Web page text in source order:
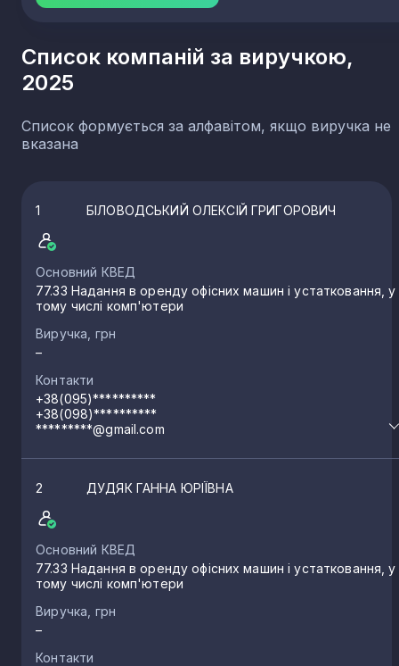
Список компаній за виручкою,
2025
Список формується за алфавітом, якщо виручка не
вказана
1 БІЛОВОДСЬКИЙ ОЛЕКСІЙ ГРИГОРОВИЧ
Основний КВЕД
77.33 Надання в оренду офісних машин і устатковання, у
тому числі комп'ютери
Виручка, грн
–
Контакти
+38(095)**********
+38(098)**********
*********@gmail.com
2 ДУДЯК ГАННА ЮРІЇВНА
Основний КВЕД
77.33 Надання в оренду офісних машин і устатковання, у
тому числі комп'ютери
Виручка, грн
–
Контакти